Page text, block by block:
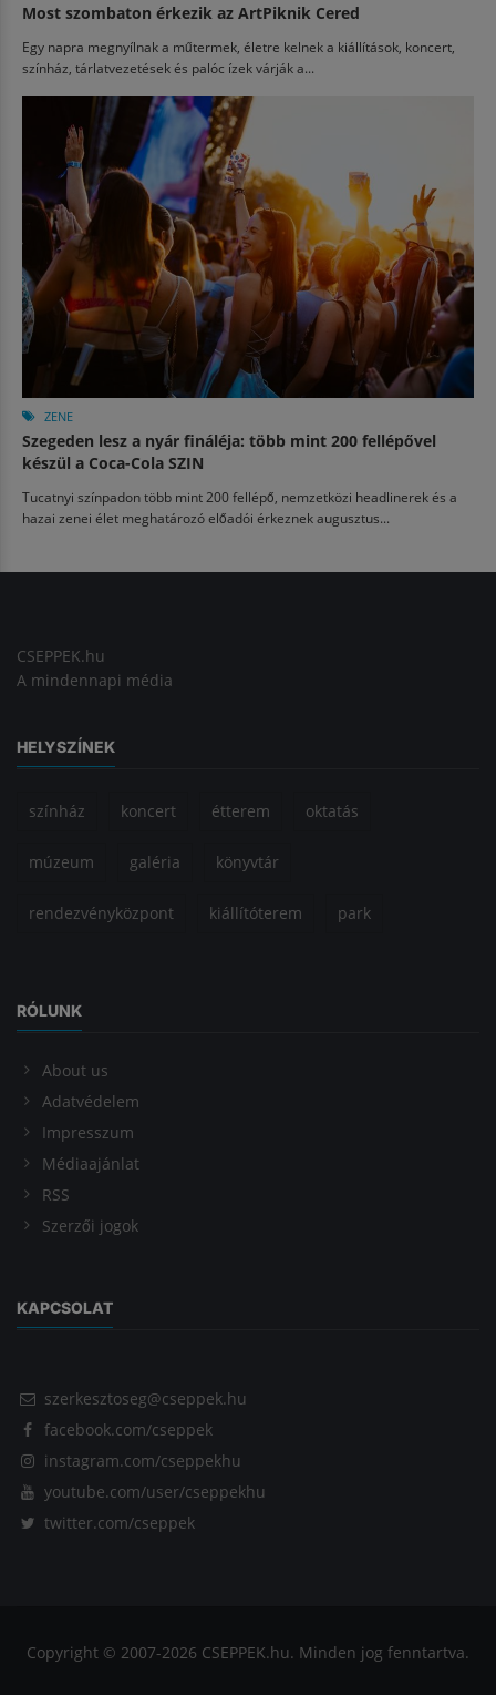
Most szombaton érkezik az ArtPiknik Cered
Egy napra megnyílnak a műtermek, életre kelnek a kiállítások, koncert,
színház, tárlatvezetések és palóc ízek várják a...
ZENE
Szegeden lesz a nyár fináléja: több mint 200 fellépővel
készül a Coca-Cola SZIN
Tucatnyi színpadon több mint 200 fellépő, nemzetközi headlinerek és a
hazai zenei élet meghatározó előadói érkeznek augusztus...
CSEPPEK.hu
A mindennapi média
HELYSZÍNEK
színház koncert étterem oktatás
múzeum galéria könyvtár
rendezvényközpont kiállítóterem park
RÓLUNK
About us
Adatvédelem
Impresszum
Médiaajánlat
RSS
Szerzői jogok
KAPCSOLAT
szerkesztoseg@cseppek.hu
facebook.com/cseppek
instagram.com/cseppekhu
youtube.com/user/cseppekhu
twitter.com/cseppek
Copyright © 2007-2026 CSEPPEK.hu. Minden jog fenntartva.